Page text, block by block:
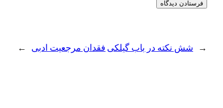
در باب گیلکیفقدان مرجعیت ادبی →